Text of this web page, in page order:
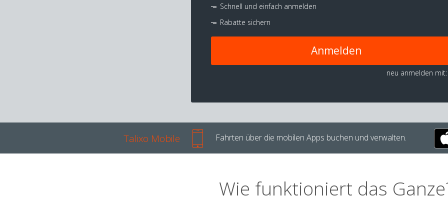
Schnell und einfach anmelden
Rabatte sichern
Anmelden
neu anmelden mit:
Talixo Mobile Fahrten über die mobilen Apps buchen und verwalten.
Wie funktioniert das